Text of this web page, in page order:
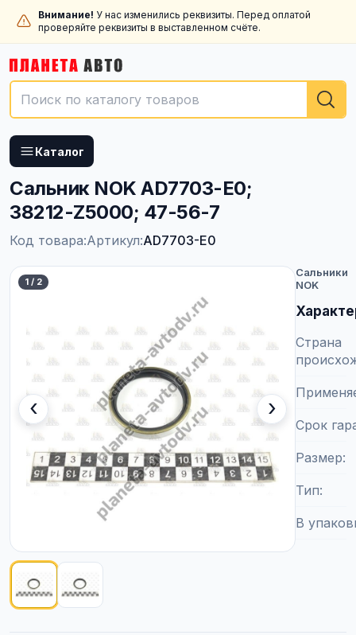
Внимание! У нас изменились реквизиты. Перед оплатой
проверяйте реквизиты в выставленном счёте.
Каталог
Сальник NOK AD7703-E0;
38212-Z5000; 47-56-7
Код товара:Артикул:AD7703-E0
1 / 2
‹ ›
Сальники
NOK
Страна
Срок
Размер
Тип
В